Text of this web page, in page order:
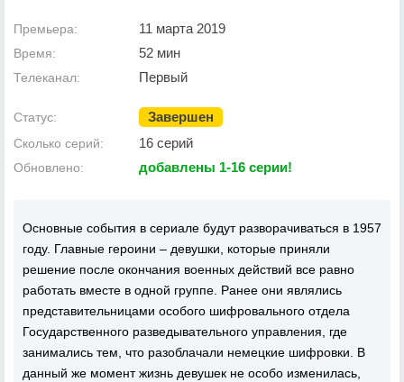
Премьера: 11 марта 2019
Время: 52 мин
Телеканал: Первый
Статус: Завершен
Сколько серий: 16 серий
Обновлено: добавлены 1-16 серии!
Основные события в сериале будут разворачиваться в 1957
году. Главные героини – девушки, которые приняли
решение после окончания военных действий все равно
работать вместе в одной группе. Ранее они являлись
представительницами особого шифровального отдела
Государственного разведывательного управления, где
занимались тем, что разоблачали немецкие шифровки. В
данный же момент жизнь девушек не особо изменилась,